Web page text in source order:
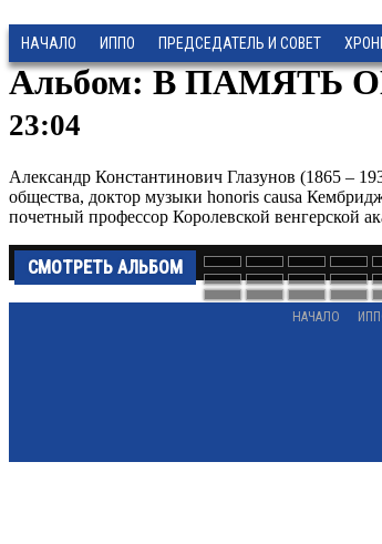
НАЧАЛО ИППО ПРЕДСЕДАТЕЛЬ И СОВЕТ
Альбом: В ПАМЯТЬ
23:04
Александр Константинович Глазунов (1865 –
общества, доктор музыки honoris causa
почетный профессор Королевской венгерской
СМОТРЕТЬ АЛЬБОМ
НАЧАЛО